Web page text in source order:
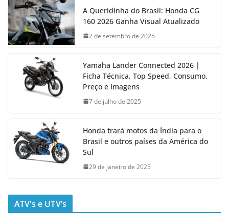
A Queridinha do Brasil: Honda CG
160 2026 Ganha Visual Atualizado
2 de setembro de 2025
Yamaha Lander Connected 2026 |
Ficha Técnica, Top Speed, Consumo,
Preço e Imagens
7 de julho de 2025
Honda trará motos da Índia para o
Brasil e outros países da América do
Sul
29 de janeiro de 2025
ATV’s e UTV’s